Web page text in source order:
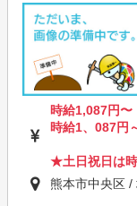
時給1,087円〜
時給1、087円
★土日祝日は
熊本市中央区 /